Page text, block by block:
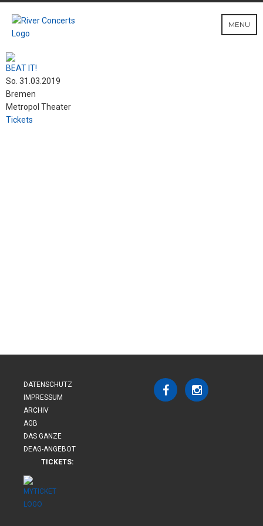
MENU
BEAT IT!
So. 31.03.2019
Bremen
Metropol Theater
Tickets
DATENSCHUTZ
IMPRESSUM
ARCHIV
AGB
DAS GANZE
DEAG-ANGEBOT
TICKETS: